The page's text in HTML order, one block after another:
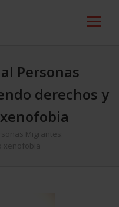
Personas
derechos y
Migrantes: